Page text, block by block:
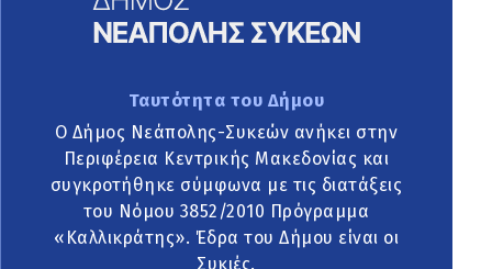
Ταυτότητα του Δήμου
Ο Δήμος Νεάπολης-Συκεών ανήκει στην
Περιφέρεια Κεντρικής Μακεδονίας και
συγκροτήθηκε σύμφωνα με τις διατάξεις
του Νόμου 3852/2010 Πρόγραμμα
«Καλλικράτης». Έδρα του Δήμου είναι οι
Συκιές.